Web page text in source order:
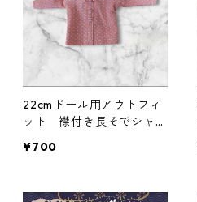
22cmドール用アウトフィ
ット 襟付き長そでシャ
ジュアル リアルクローズ
¥700